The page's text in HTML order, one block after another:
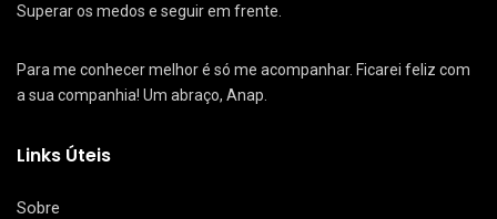
Superar os medos e seguir em frente.
Para me conhecer melhor é só me acompanhar. Ficarei feliz com
a sua companhia! Um abraço, Anap.
Links Úteis
Sobre